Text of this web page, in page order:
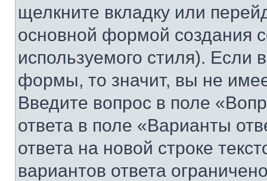
щелкните вкладку или
основной формой создания
используемого стиля). Если
формы, то значит, вы не
Введите вопрос в поле
ответа в поле «Варианты
ответа на новой строке
вариантов ответа